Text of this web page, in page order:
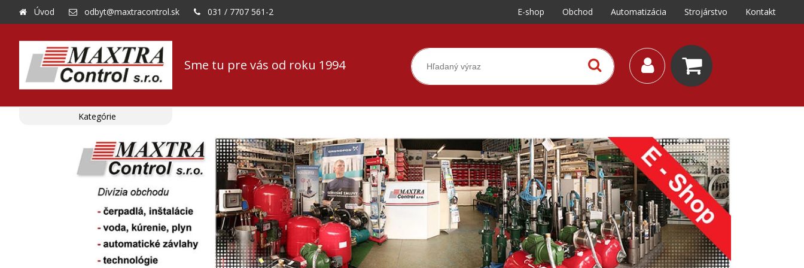
Sme tu pre vás od roku 1994
Úvod odbyt@maxtracontrol.sk 031 / 7707 561-2 E-shop Obchod Automatizácia Strojárstvo Kontakt
Kategórie